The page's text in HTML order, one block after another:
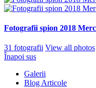
Fotografii spion 2018
31 fotografii View all photos
Înapoi sus
Galerii
Blog Articole